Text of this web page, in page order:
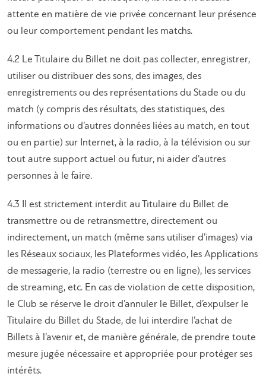
attente en matière de vie privée concernant leur présence
ou leur comportement pendant les matchs.
4.2 Le Titulaire du Billet ne doit pas collecter, enregistrer,
utiliser ou distribuer des sons, des images, des
enregistrements ou des représentations du Stade ou du
match (y compris des résultats, des statistiques, des
informations ou d’autres données liées au match, en tout
ou en partie) sur Internet, à la radio, à la télévision ou sur
tout autre support actuel ou futur, ni aider d’autres
personnes à le faire.
4.3 Il est strictement interdit au Titulaire du Billet de
transmettre ou de retransmettre, directement ou
indirectement, un match (même sans utiliser d’images) via
les Réseaux sociaux, les Plateformes vidéo, les Applications
de messagerie, la radio (terrestre ou en ligne), les services
de streaming, etc. En cas de violation de cette disposition,
le Club se réserve le droit d’annuler le Billet, d’expulser le
Titulaire du Billet du Stade, de lui interdire l’achat de
Billets à l’avenir et, de manière générale, de prendre toute
mesure jugée nécessaire et appropriée pour protéger ses
intérêts.